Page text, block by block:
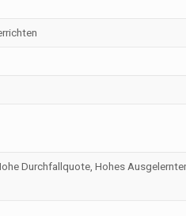
Durchfallquote, Hohes